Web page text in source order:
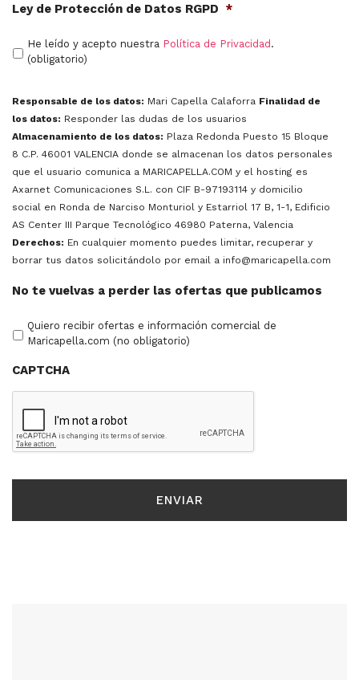
Ley de Protección de Datos RGPD *
He leído y acepto nuestra Política de Privacidad .
(obligatorio)
Responsable de los datos: Mari Capella Calaforra Finalidad de
los datos: Responder las dudas de los usuarios
Almacenamiento de los datos: Plaza Redonda Puesto 15 Bloque
8 C.P. 46001 VALENCIA donde se almacenan los datos personales
que el usuario comunica a MARICAPELLA.COM y el hosting es
Axarnet Comunicaciones S.L. con CIF B-97193114 y domicilio
social en Ronda de Narciso Monturiol y Estarriol 17 B, 1-1, Edificio
AS Center III Parque Tecnológico 46980 Paterna, Valencia
Derechos: En cualquier momento puedes limitar, recuperar y
borrar tus datos solicitándolo por email a info@maricapella.com
No te vuelvas a perder las ofertas que publicamos
Quiero recibir ofertas e información comercial de
Maricapella.com (no obligatorio)
CAPTCHA